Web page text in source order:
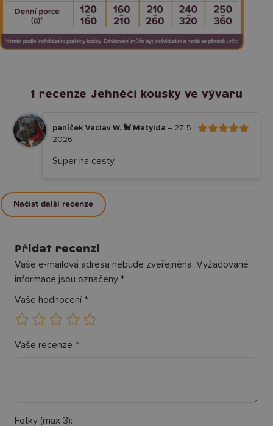
1 recenze Jehněčí kousky ve vývaru
paníček Vaclav W. 🐩 Matylda – 27. 5.
2026
Super na cesty
Načíst další recenze
Přidat recenzi
Vaše e-mailová adresa nebude zveřejněna. Vyžadované
informace jsou označeny *
Vaše hodnocení *
Vaše recenze *
Fotky (max 3):